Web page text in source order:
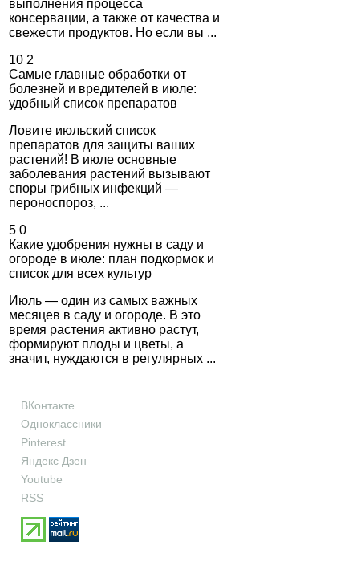
выполнения процесса
консервации, а также от качества и
свежести продуктов. Но если вы ...
10 2
Самые главные обработки от
болезней и вредителей в июле:
удобный список препаратов
Ловите июльский список
препаратов для защиты ваших
растений! В июле основные
заболевания растений вызывают
споры грибных инфекций —
пероноспороз, ...
5 0
Какие удобрения нужны в саду и
огороде в июле: план подкормок и
список для всех культур
Июль — один из самых важных
месяцев в саду и огороде. В это
время растения активно растут,
формируют плоды и цветы, а
значит, нуждаются в регулярных ...
ВКонтакте
Одноклассники
Pinterest
Яндекс Дзен
Youtube
RSS